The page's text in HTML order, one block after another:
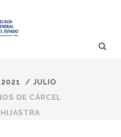
2021 / JULIO
DE CÁRCEL